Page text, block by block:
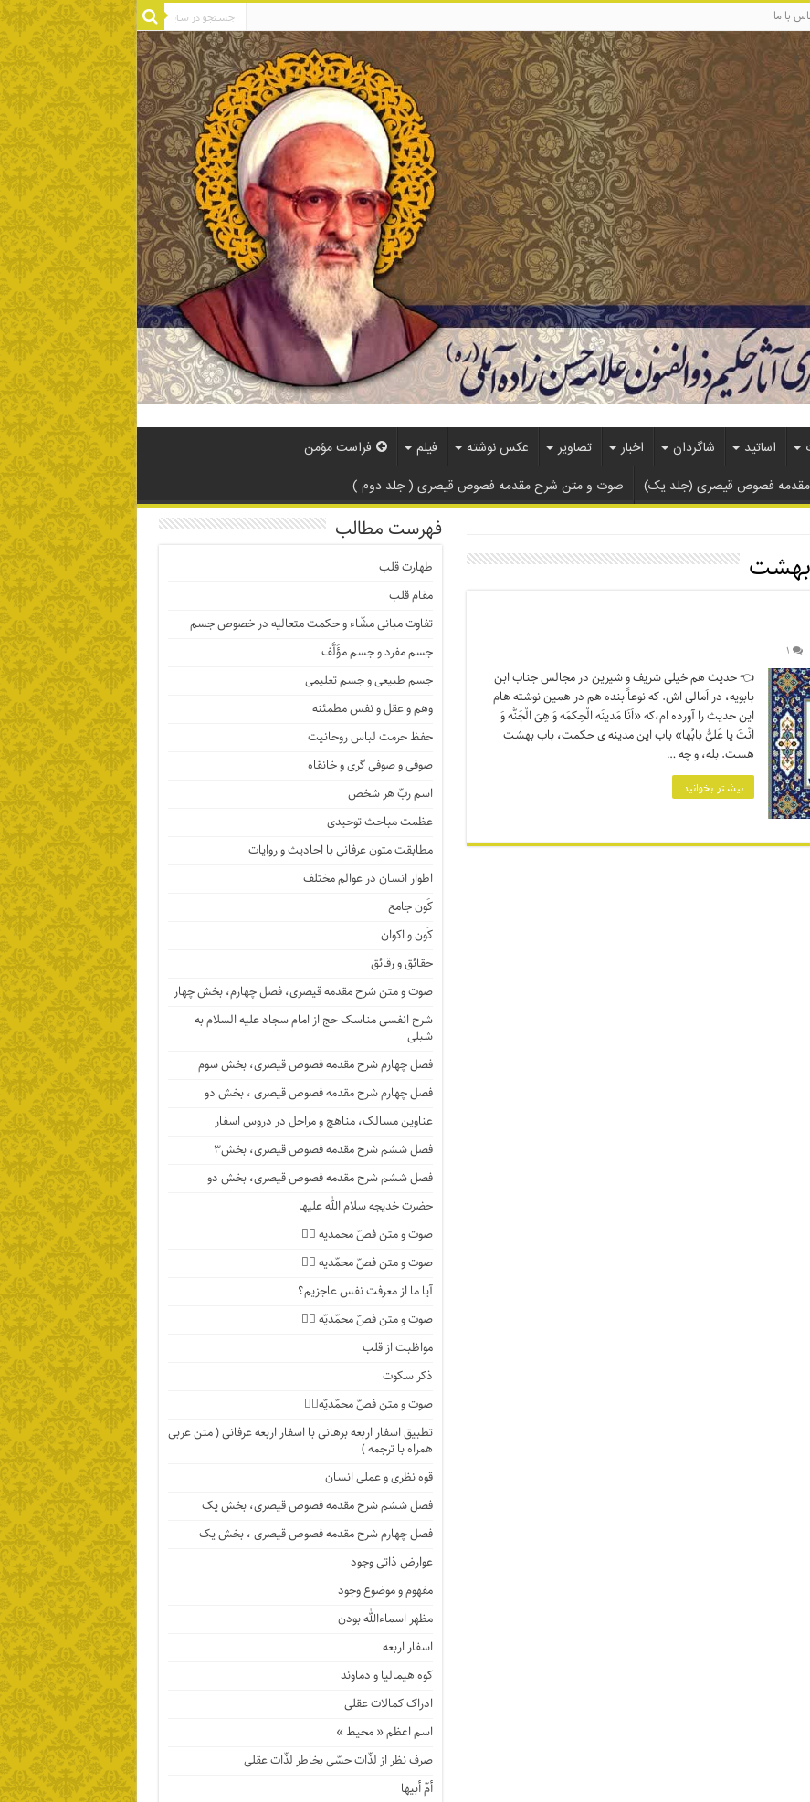
با ما
اساتید شاگردان اخبار تصاویر عکس نوشته فیلم
فراست مؤمن
فصوص قیصری (جلد یک) صوت و متن شرح مقدمه فصوص قیصری ( جلد دوم )
بهشت
۱
👈 حدیث هم خیلی شریف و شیرین در مجالس جناب ابن
بابویه، در اَمالی اش. که نوعاً بنده هم در همین نوشته هام
این حدیث را آورده ام،که «اَنَا مَدینَه الْحِکمَه وَ هِیَ الْجَنَّه وَ
اَنْتَ یا عَلیُّ بابُها» باب این مدینه ی حکمت، باب بهشت
هست. بله، و چه …
بیشتر بخوانید
فهرست مطالب
طهارت قلب
مقام قلب
تفاوت مبانی مشّاء و حکمت متعالیه در خصوص جسم
جسم مفرد و جسم مؤَلَّف
جسم طبیعی و جسم تعلیمی
وهم و عقل و نفس مطمئنه
حفظ حرمت لباس روحانیت
صوفی و صوفی گری و خانقاه
اسم ربّ هر شخص
عظمت مباحث توحیدی
مطابقت متون عرفانی با احادیث و روایات
اطوار انسان در عوالم مختلف
کَون جامع
کَون و اکوان
حقائق و رقائق
صوت و متن شرح مقدمه قیصری، فصل چهارم، بخش چهار
شرح انفسی مناسک حج از امام سجاد علیه السلام به
شبلی
فصل چهارم شرح مقدمه فصوص قیصری، بخش سوم
فصل چهارم شرح مقدمه فصوص قیصری ، بخش دو
عناوین مسالک، مناهج و مراحل در دروس اسفار
فصل ششم شرح مقدمه فصوص قیصری، بخش۳
فصل ششم شرح مقدمه فصوص قیصری، بخش دو
حضرت خدیجه سلام الله علیها
صوت و متن فصّ محمدیه ۴️⃣
صوت و متن فصّ محمّدیه ۳️⃣
آیا ما از معرفت نفس عاجزیم؟
صوت و متن فصّ محمّدیّه ۲️⃣
مواظبت از قلب
ذکر سکوت
صوت و متن فصّ محمّدیّه۱️⃣
تطبیق اسفار اربعه برهانی با اسفار اربعه عرفانی ( متن عربی
همراه با ترجمه )
قوه نظری و عملی انسان
فصل ششم شرح مقدمه فصوص قیصری، بخش یک
فصل چهارم شرح مقدمه فصوص قیصری ، بخش یک
عوارض ذاتی وجود
مفهوم و موضوع وجود
مظهر اسماءالله بودن
اسفار اربعه
کوه هیمالیا و دماوند
ادراک کمالات عقلی
اسم اعظم « محیط »
صرف نظر از لذّات حسّی بخاطر لذّات عقلی
أمّ أبیها